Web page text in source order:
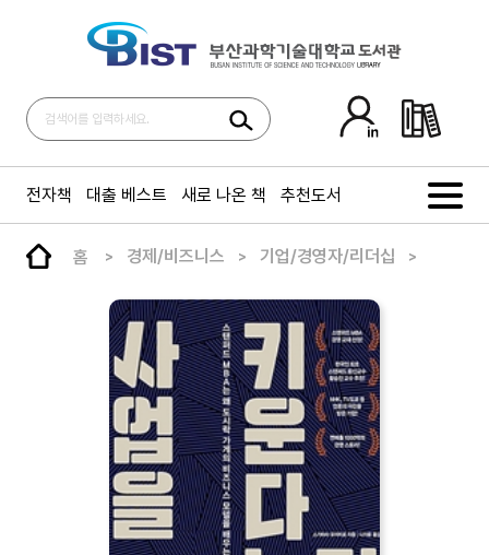
전자책 대출 베스트 새로 나온 책 추천도서
홈 경제/비즈니스 기업/경영자/리더십